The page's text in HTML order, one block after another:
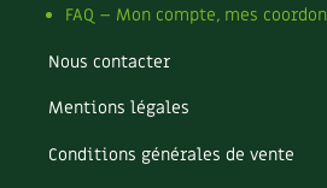
FAQ – Mon compte, mes
Nous contacter
Mentions légales
Conditions générales de vente